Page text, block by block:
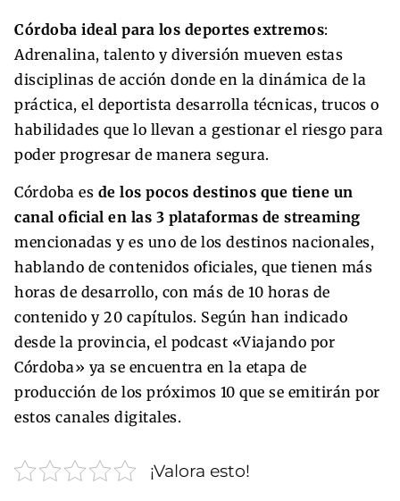
Córdoba ideal para los deportes extremos:
Adrenalina, talento y diversión mueven estas
disciplinas de acción donde en la dinámica de la
práctica, el deportista desarrolla técnicas, trucos o
habilidades que lo llevan a gestionar el riesgo para
poder progresar de manera segura.
Córdoba es de los pocos destinos que tiene un
canal oficial en las 3 plataformas de streaming
mencionadas y es uno de los destinos nacionales,
hablando de contenidos oficiales, que tienen más
horas de desarrollo, con más de 10 horas de
contenido y 20 capítulos. Según han indicado
desde la provincia, el podcast «Viajando por
Córdoba» ya se encuentra en la etapa de
producción de los próximos 10 que se emitirán por
estos canales digitales.
¡Valora esto!